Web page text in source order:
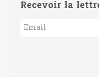
Recevoir la